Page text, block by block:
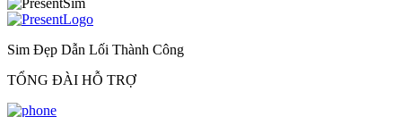
Sim Đẹp Dẫn Lối Thành Công
TỔNG ĐÀI HỖ TRỢ